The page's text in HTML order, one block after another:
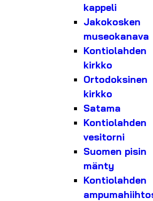
kappeli
Jakokosken
museokanava
Kontiolahden
kirkko
Ortodoksinen
kirkko
Satama
Kontiolahden
vesitorni
Suomen pisin
mänty
Kontiolahden